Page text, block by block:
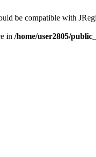
be compatible with
in /home/user2805/